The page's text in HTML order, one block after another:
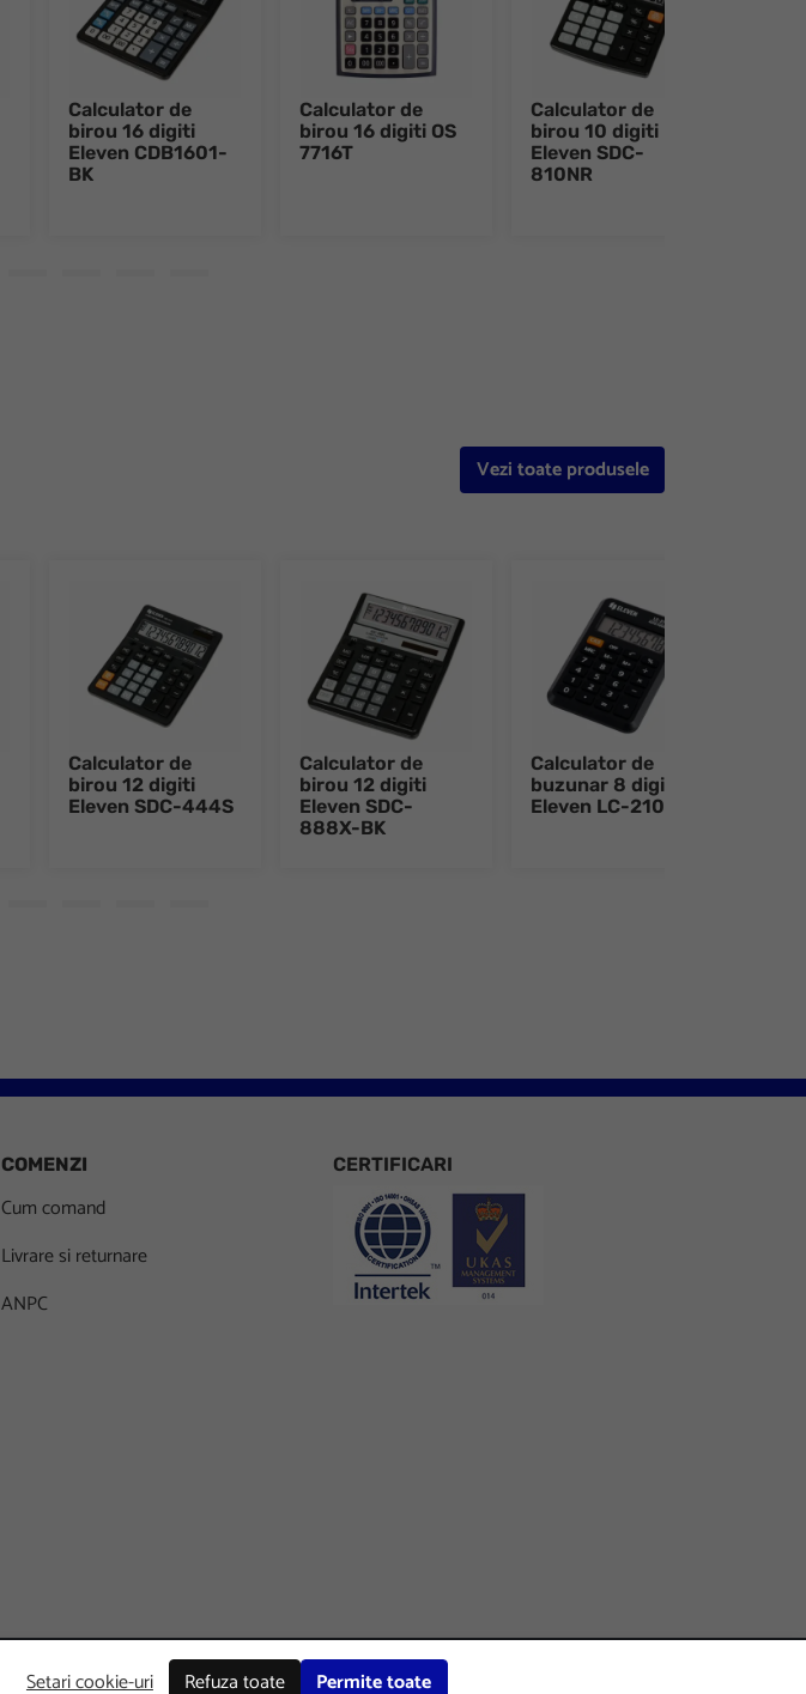
Calculator de
birou 16 digiti
Eleven CDB1601-
BK
Calculator de
birou 16 digiti OS
7716T
Calculator de
birou 10 digiti
Eleven SDC-
810NR
Vezi toate produsele
Calculator de
birou 12 digiti
Eleven SDC-444S
Calculator de
birou 12 digiti
Eleven SDC-
888X-BK
Calculator de
buzunar 8 digiti
Eleven LC-210NR
COMENZI
Cum comand
Livrare si returnare
ANPC
CERTIFICARI
Setari cookie-uri Refuza toate Permite toate